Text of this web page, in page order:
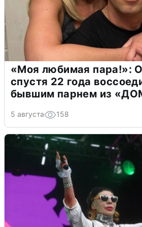
«Моя любимая пара!»:
спустя 22 года
бывшим парнем из
5 августа 158